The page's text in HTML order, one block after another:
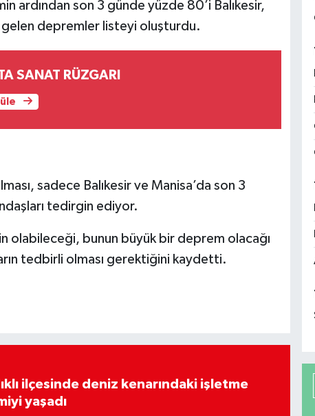
ardından son 3 günde yüzde 80’i Balıkesir,
gelen depremler listeyi oluşturdu.
AKÇAABAT'TA SANAT RÜZGARI
sadece Balıkesir ve Manisa’da son 3
tedirgin ediyor.
olabileceği, bunun büyük bir deprem olacağı
tedbirli olması gerektiğini kaydetti.
ilçesinde deniz kenarındaki işletme
yaşadı